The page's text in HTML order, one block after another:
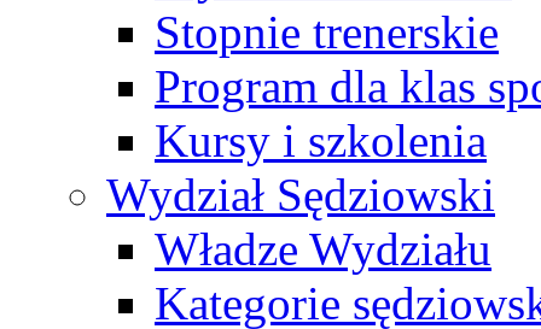
Stopnie trenerskie
Program dla klas
Kursy i szkolenia
Wydział Sędziowski
Władze Wydziału
Kategorie